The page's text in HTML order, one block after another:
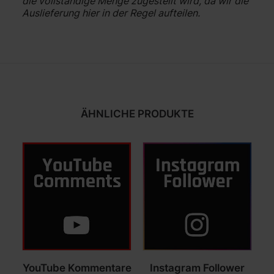
Auslieferung hier in der Regel aufteilen.
ÄHNLICHE PRODUKTE
Produkt
YouTube Kommentare
Produkt
Instagram Follower